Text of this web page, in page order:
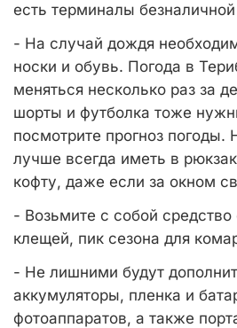
есть терминалы
- На случай дождя
носки и обувь. Погода в
меняться несколько раз за
шорты и футболка тоже
посмотрите прогноз погоды.
лучше всегда иметь в
кофту, даже если за окном
- Возьмите с собой средство
клещей, пик сезона для
- Не лишними будут
аккумуляторы, пленка и
фотоаппаратов, а также